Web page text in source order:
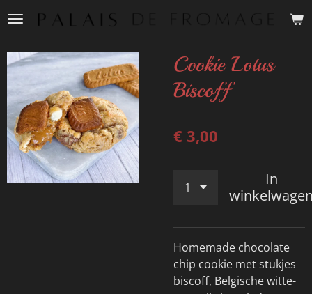
Ga
de
hoofdinhoud
Cookie Lotus
Biscoff
€ 3,00
In
Homemade chocolate
chip cookie met stukjes
biscoff, Belgische witte-